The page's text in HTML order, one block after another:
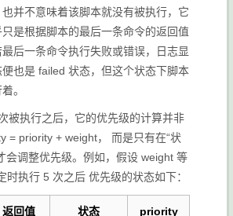
并不意味着该脚本就没有被执行，它
是根据脚本的最后一条命令的返回值
后一条命令执行失败或错误，日志显
也是 failed 状态，但这个状态下脚本
。
被执行之后，它的优先级的计算并非
= priority + weight， 而是只有在“状
会调整优先级。例如，假设 weight 等
时执行 5 次之后 优先级的状态如下：
返回值 状态 priority